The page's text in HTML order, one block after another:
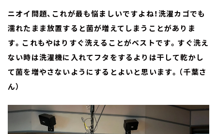
ニオイ問題、これが最も悩ましいですよね！洗濯カゴでも
濡れたまま放置すると菌が増えてしまうことがありま
す。これもやはりすぐ洗えることがベストです。すぐ洗え
ない時は洗濯機に入れてフタをするよりは干して乾かし
て菌を増やさないようにするとよいと思います。（千葉さ
ん）